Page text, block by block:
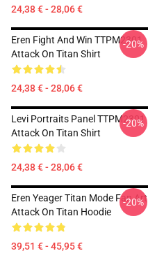
24,38 € - 28,06 €
Eren Fight And Win TTPM2301
Attack On Titan Shirt
24,38 € - 28,06 €
-20%
Levi Portraits Panel TTPM2301
Attack On Titan Shirt
24,38 € - 28,06 €
-20%
Eren Yeager Titan Mode Fan Art
Attack On Titan Hoodie
39,51 € - 45,95 €
-20%